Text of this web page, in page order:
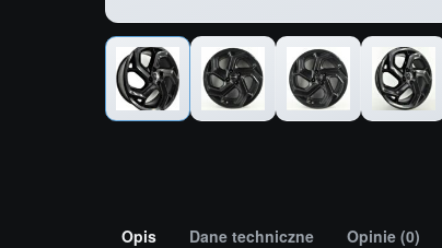
Opis Dane techniczne Opinie (0)